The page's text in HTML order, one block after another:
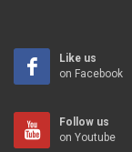
Like us
on Facebook
Follow us
on Youtube